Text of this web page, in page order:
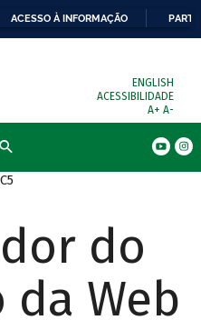
ACESSO À INFORMAÇÃO
ENGLISH
ACESSIBILIDADE
A+ A-
do
da Web